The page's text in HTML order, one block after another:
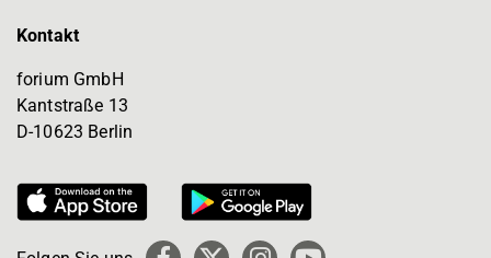
Kontakt
forium GmbH
Kantstraße 13
D-10623 Berlin